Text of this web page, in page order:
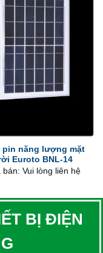
pin năng lượng mặt
Euroto BNL-14
bán: Vui lòng liên hệ
BỊ ĐIỆN